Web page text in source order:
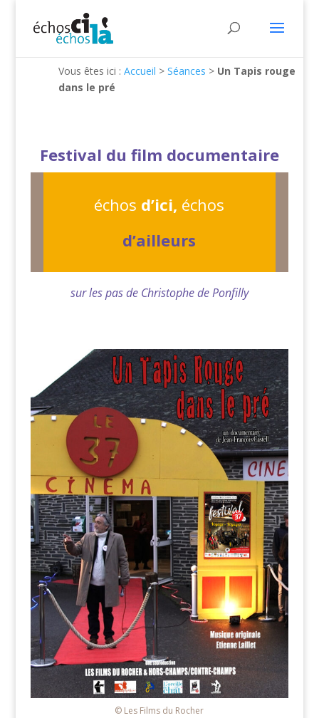
Vous êtes ici :Accueil >Séances > Un Tapis rouge
dans le pré
Festival du film documentaire
échos d’ici, échos
d’ailleurs
sur les pas de Christophe de Ponfilly
© Les Films du Rocher